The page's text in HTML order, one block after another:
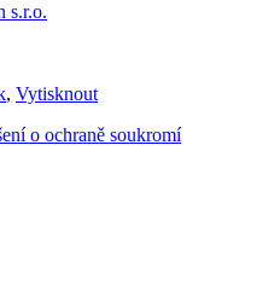
s.r.o.
, Vytisknout
o ochraně soukromí